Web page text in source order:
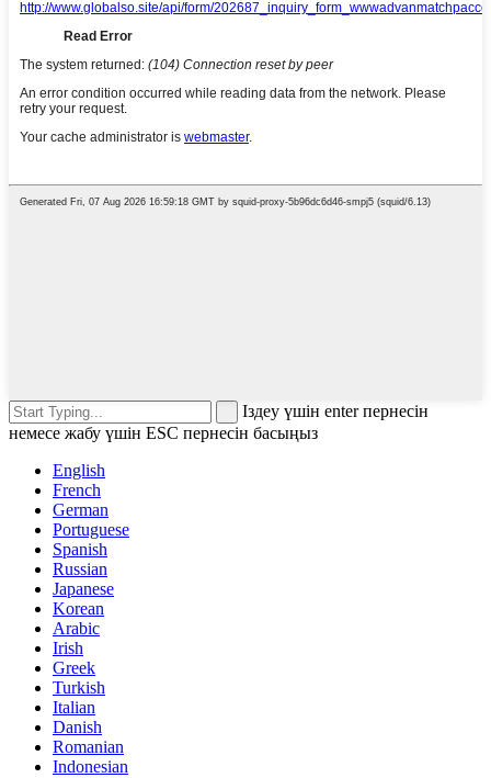
Іздеу үшін enter пернесін
немесе жабу үшін ESC пернесін басыңыз
English
French
German
Portuguese
Spanish
Russian
Japanese
Korean
Arabic
Irish
Greek
Turkish
Italian
Danish
Romanian
Indonesian